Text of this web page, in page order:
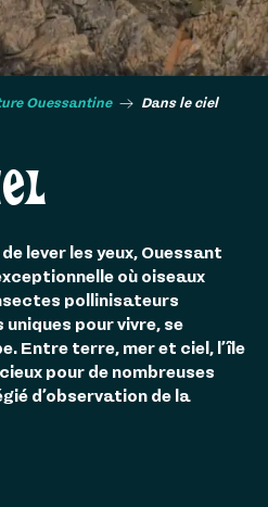
Ouessantine Dans le ciel
lever les yeux, Ouessant
où oiseaux
pollinisateurs
pour vivre, se
Entre terre, mer et ciel, l’île
pour de nombreuses
d’observation de la